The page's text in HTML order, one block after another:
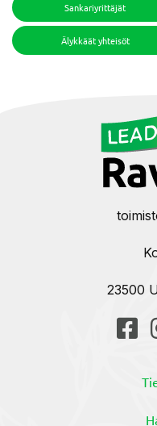
Sankariyrittäjät
Älykkäät yhteisöt
23500